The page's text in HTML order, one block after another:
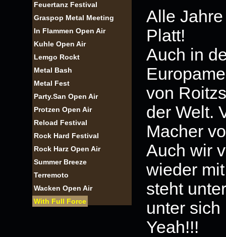
Feuertanz Festival
Graspop Metal Meeting
In Flammen Open Air
Kuhle Open Air
Lemgo Rockt
Metal Bash
Metal Fest
Party.San Open Air
Protzen Open Air
Reload Festival
Rock Hard Festival
Rock Harz Open Air
Summer Breeze
Terremoto
Wacken Open Air
With Full Force
Alle
Platt!
Auch in
von
der Welt.
Macher
Auch wir
wieder
steht
unter
Yeah!!!